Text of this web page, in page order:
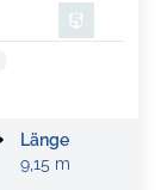
Länge
9,15 m